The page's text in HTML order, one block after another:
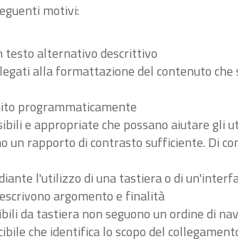
motivi:
testo alternativo descrittivo
alla formattazione del contenuto
programmaticamente
e appropriate che possano aiutare gli
un rapporto di contrasto sufficiente. Di
l'utilizzo di una tastiera o di
argomento e finalità
da tastiera non seguono un ordine di
che identifica lo scopo del